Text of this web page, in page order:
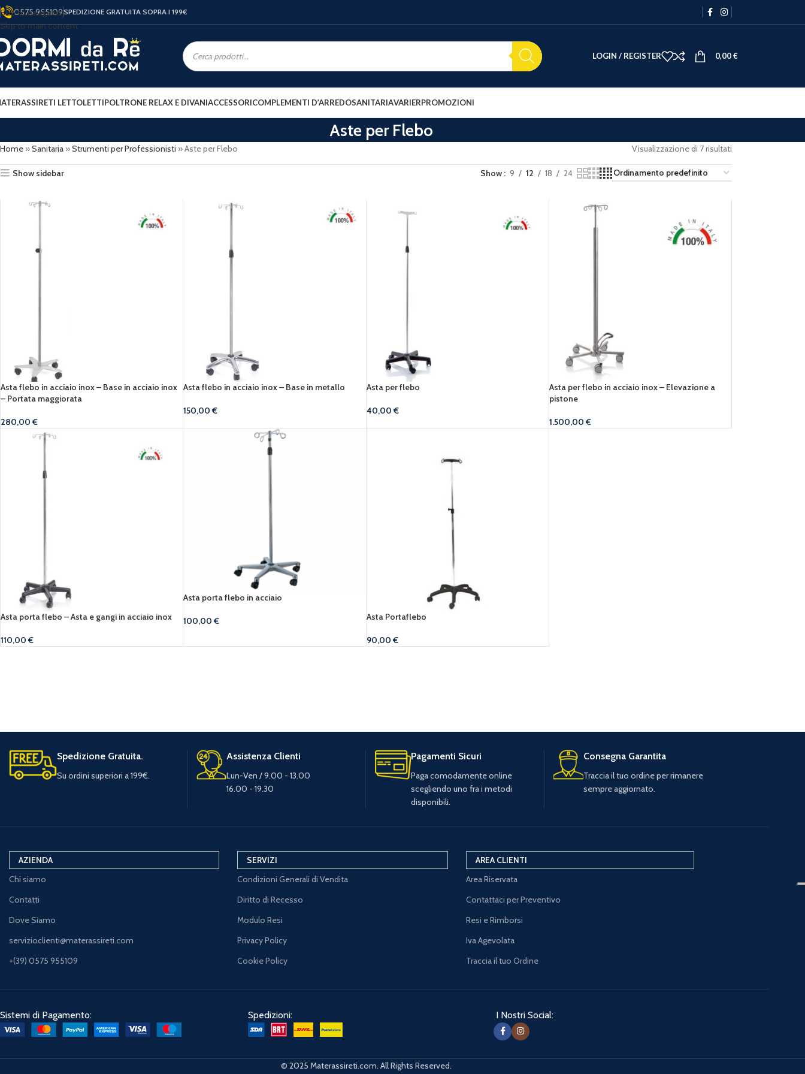
Skip to navigation
Skip to main content
0575 955109SPEDIZIONE GRATUITA SOPRA I 199€
LOGIN / REGISTER 0,00€
RETI LETTOLETTIPOLTRONE RELAX E DIVANIACCESSORICOMPLEMENTI D’ARREDOSANITARIAVARIERPROMOZIONI
Aste per Flebo
Home »Sanitaria »Strumenti per Professionisti »Aste per Flebo Visualizzazione di 7 risultati
Show sidebar Show 9 12 18 24
Asta flebo in acciaio inox – Base in acciaio inox
– Portata maggiorata
280,00€
Asta flebo in acciaio inox – Base in metallo
150,00€
Asta per flebo
40,00€
Asta per flebo in acciaio inox – Elevazione a
pistone
1.500,00€
Asta porta flebo – Asta e gangi in acciaio inox
110,00€
Asta porta flebo in acciaio
100,00€ Asta Portaflebo
90,00€
Spedizione Gratuita.
Su ordini superiori a 199€.
Assistenza Clienti
Lun-Ven / 9.00 - 13.00
16.00 - 19.30
Pagamenti Sicuri
Paga comodamente online
scegliendo uno fra i metodi
disponibili.
Consegna Garantita
Traccia il tuo ordine per rimanere
sempre aggiornato.
AZIENDA
Chi siamo
Contatti
Dove Siamo
servizioclienti@materassireti.com
+(39) 0575 955109
SERVIZI
Condizioni Generali di Vendita
Diritto di Recesso
Modulo Resi
Privacy Policy
Cookie Policy
AREA CLIENTI
Area Riservata
Contattaci per Preventivo
Resi e Rimborsi
Iva Agevolata
Traccia il tuo Ordine
Sistemi di Pagamento: Spedizioni: I Nostri Social:
© 2025 Materassireti.com. All Rights Reserved.